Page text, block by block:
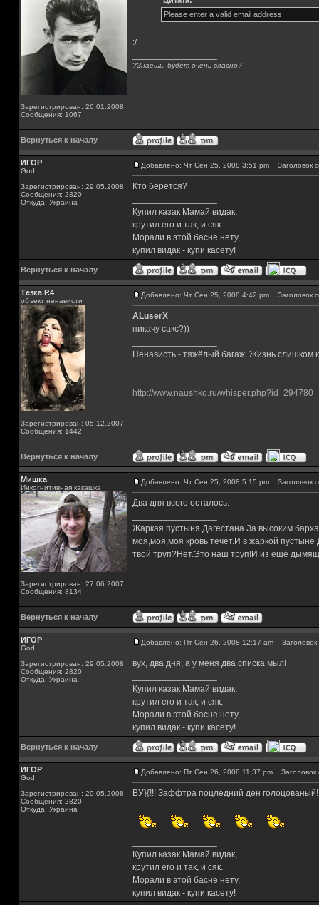
Зарегистрирован: 26.01.2008
Сообщения: 1067
Please enter a valid email address
:/
?Знаешь, будет очень славно?
Вернуться к началу
ИГОР
God
Зарегистрирован: 29.05.2008
Сообщения: 2820
Откуда: Украина
Добавлено: Чт Сен 25, 2008 3:51 pm Заголовок
Кто берётся?
Купил казак Мамай видак,
крутил его и так, и сяк.
Морали в этой басне нету,
купил видак - купи касету!
Вернуться к началу
Тёзка Р.4
объект ненависти
Зарегистрирован: 05.12.2007
Сообщения: 1442
Добавлено: Чт Сен 25, 2008 4:42 pm Заголовок
ALuserX
пикачу сакс?))
Ненависть - тяжёлый багаж. Жизнь слишком
http://www.naushko.ru/whisper.php?id=294780
Вернуться к началу
Мишка
Инкогнитивная какашка
Зарегистрирован: 27.06.2007
Сообщения: 8134
Добавлено: Чт Сен 25, 2008 5:15 pm Заголовок
Два дня всего осталось.
Жаркая пустыня Дагестана.За высоким
моя,моя,моя кровь течёт.И в жаркой
твой труп?Нет.Это наш труп!И из ещё
Вернуться к началу
ИГОР
God
Зарегистрирован: 29.05.2008
Сообщения: 2820
Откуда: Украина
Добавлено: Пт Сен 26, 2008 12:17 am
вух, два дня, а у меня два списка мыл!
Купил казак Мамай видак,
крутил его и так, и сяк.
Морали в этой басне нету,
купил видак - купи касету!
Вернуться к началу
ИГОР
God
Зарегистрирован: 29.05.2008
Сообщения: 2820
Откуда: Украина
Добавлено: Пт Сен 26, 2008 11:37 pm Заголовок
ВУ}{!!! Заффтра поцледний ден
Купил казак Мамай видак,
крутил его и так, и сяк.
Морали в этой басне нету,
купил видак - купи касету!